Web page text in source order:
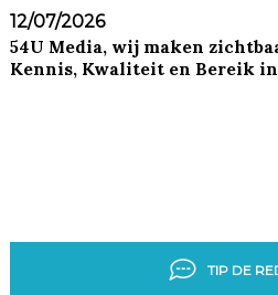
12/07/2026
54U Media, wij maken
Kennis, Kwaliteit en Bereik
TIP DE